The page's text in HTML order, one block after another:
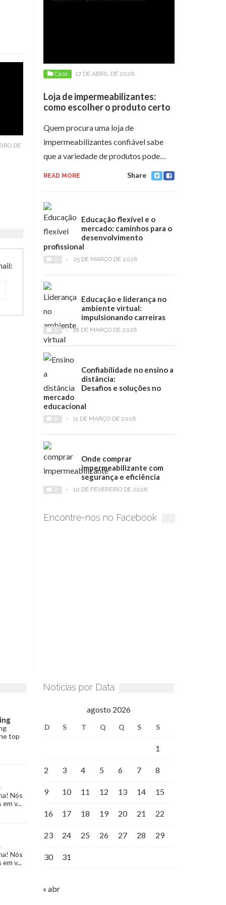
DE
Casa 17 DE ABRIL DE 2026
Loja de impermeabilizantes:
como escolher o produto certo
Quem procura uma loja de
impermeabilizantes confiável sabe
que a variedade de produtos pode…
READ MORE Share
Educação flexível e o
mercado: caminhos para o
desenvolvimento
profissional
- 25 DE MARÇO DE 2026
Educação e liderança no
ambiente virtual:
impulsionando carreiras
- 18 DE MARÇO DE 2026
Confiabilidade no ensino a
distância:
Desafios e soluções no
mercado
educacional
- 11 DE MARÇO DE 2026
Onde comprar
impermeabilizante com
segurança e eficiência
- 10 DE FEVEREIRO DE 2026
Encontre-nos no Facebook
top
Nós
v...
Nós
v...
Notícias por Data
agosto 2026
D S T Q Q S S
1
2 3 4 5 6 7 8
9 10 11 12 13 14 15
16 17 18 19 20 21 22
23 24 25 26 27 28 29
30 31
« abr